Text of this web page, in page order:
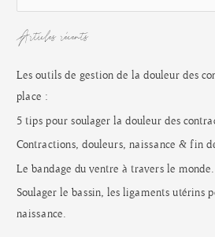
Mères,
yh
r
:
Articles récents
Les outils de gestion de la douleur des
place :
5 tips pour soulager la douleur des
Contractions, douleurs, naissance & fin
Le bandage du ventre à travers le monde.
Soulager le bassin, les ligaments utérins
naissance.